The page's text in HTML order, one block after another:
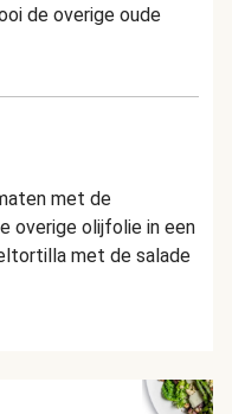
de overige oude
met de
overige olijfolie in een
met de salade